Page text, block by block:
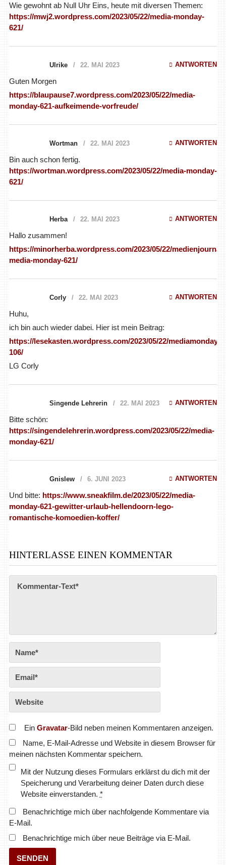
Wie gewohnt ab Null Uhr Eins, heute mit diversen Themen:
https://mwj2.wordpress.com/2023/05/22/media-monday-
621/
Ulrike 22. MAI 2023 ANTWORTEN
Guten Morgen
https://blaupause7.wordpress.com/2023/05/22/media-
monday-621-aufkeimende-vorfreude/
Wortman 22. MAI 2023 ANTWORTEN
Bin auch schon fertig.
https://wortman.wordpress.com/2023/05/22/media-monday-
621/
Herba 22. MAI 2023 ANTWORTEN
Hallo zusammen!
https://minorherba.wordpress.com/2023/05/22/medienjournal-
media-monday-621/
Corly 22. MAI 2023 ANTWORTEN
Huhu,
ich bin auch wieder dabei. Hier ist mein Beitrag:
https://lesekasten.wordpress.com/2023/05/22/mediamonday-
106/
LG Corly
Singende Lehrerin 22. MAI 2023 ANTWORTEN
Bitte schön:
https://singendelehrerin.wordpress.com/2023/05/22/media-
monday-621/
Gnislew 6. JUNI 2023 ANTWORTEN
Und bitte: https://www.sneakfilm.de/2023/05/22/media-
monday-621-gewitter-urlaub-hellendoorn-lego-
romantische-komoedien-koffer/
HINTERLASSE EINEN KOMMENTAR
Ein Gravatar-Bild neben meinen Kommentaren anzeigen.
Name, E-Mail-Adresse und Website in diesem Browser für
meinen nächsten Kommentar speichern.
Mit der Nutzung dieses Formulars erklärst du dich mit der
Speicherung und Verarbeitung deiner Daten durch diese
Website einverstanden. *
Benachrichtige mich über nachfolgende Kommentare via
E-Mail.
Benachrichtige mich über neue Beiträge via E-Mail.